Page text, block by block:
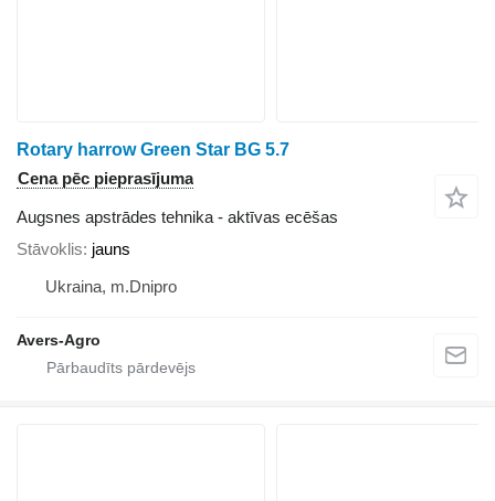
Rotary harrow Green Star BG 5.7
Cena pēc pieprasījuma
Augsnes apstrādes tehnika - aktīvas ecēšas
Stāvoklis jauns
Ukraina, m.Dnipro
Avers-Agro